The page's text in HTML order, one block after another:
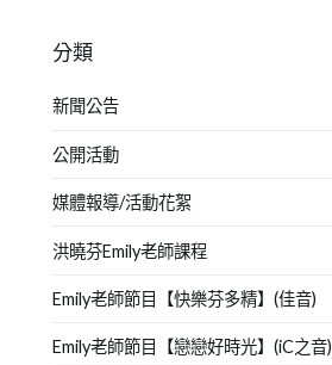
分類
新聞公告
公開活動
媒體報導/活動花絮
洪曉芬Emily老師課程
Emily老師節目【快樂芬多精】(佳音)
Emily老師節目【戀戀好時光】(iC之音)